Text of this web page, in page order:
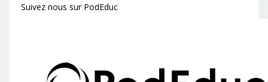
Suivez nous sur PodEduc